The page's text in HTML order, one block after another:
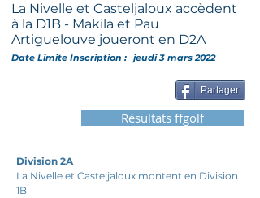
La Nivelle et Casteljaloux accèdent
à la D1B - Makila et Pau
Artiguelouve joueront en D2A
Date Limite Inscription : jeudi 3 mars 2022
Partager
Résultats ffgolf
Division 2A
La Nivelle et Casteljaloux montent en Division
1B